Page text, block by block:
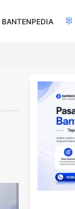
BANTENPEDIA